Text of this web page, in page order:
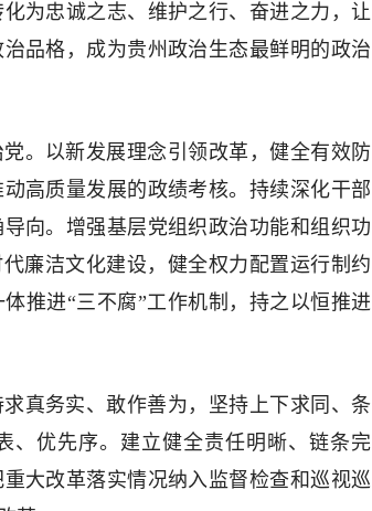
为忠诚之志、维护之行、奋进之力，让
品格，成为贵州政治生态最鲜明的政治
。以新发展理念引领改革，健全有效防
高质量发展的政绩考核。持续深化干部
向。增强基层党组织政治功能和组织功
廉洁文化建设，健全权力配置运行制约
推进“三不腐”工作机制，持之以恒推进
真务实、敢作善为，坚持上下求同、条
、优先序。建立健全责任明晰、链条完
大改革落实情况纳入监督检查和巡视巡